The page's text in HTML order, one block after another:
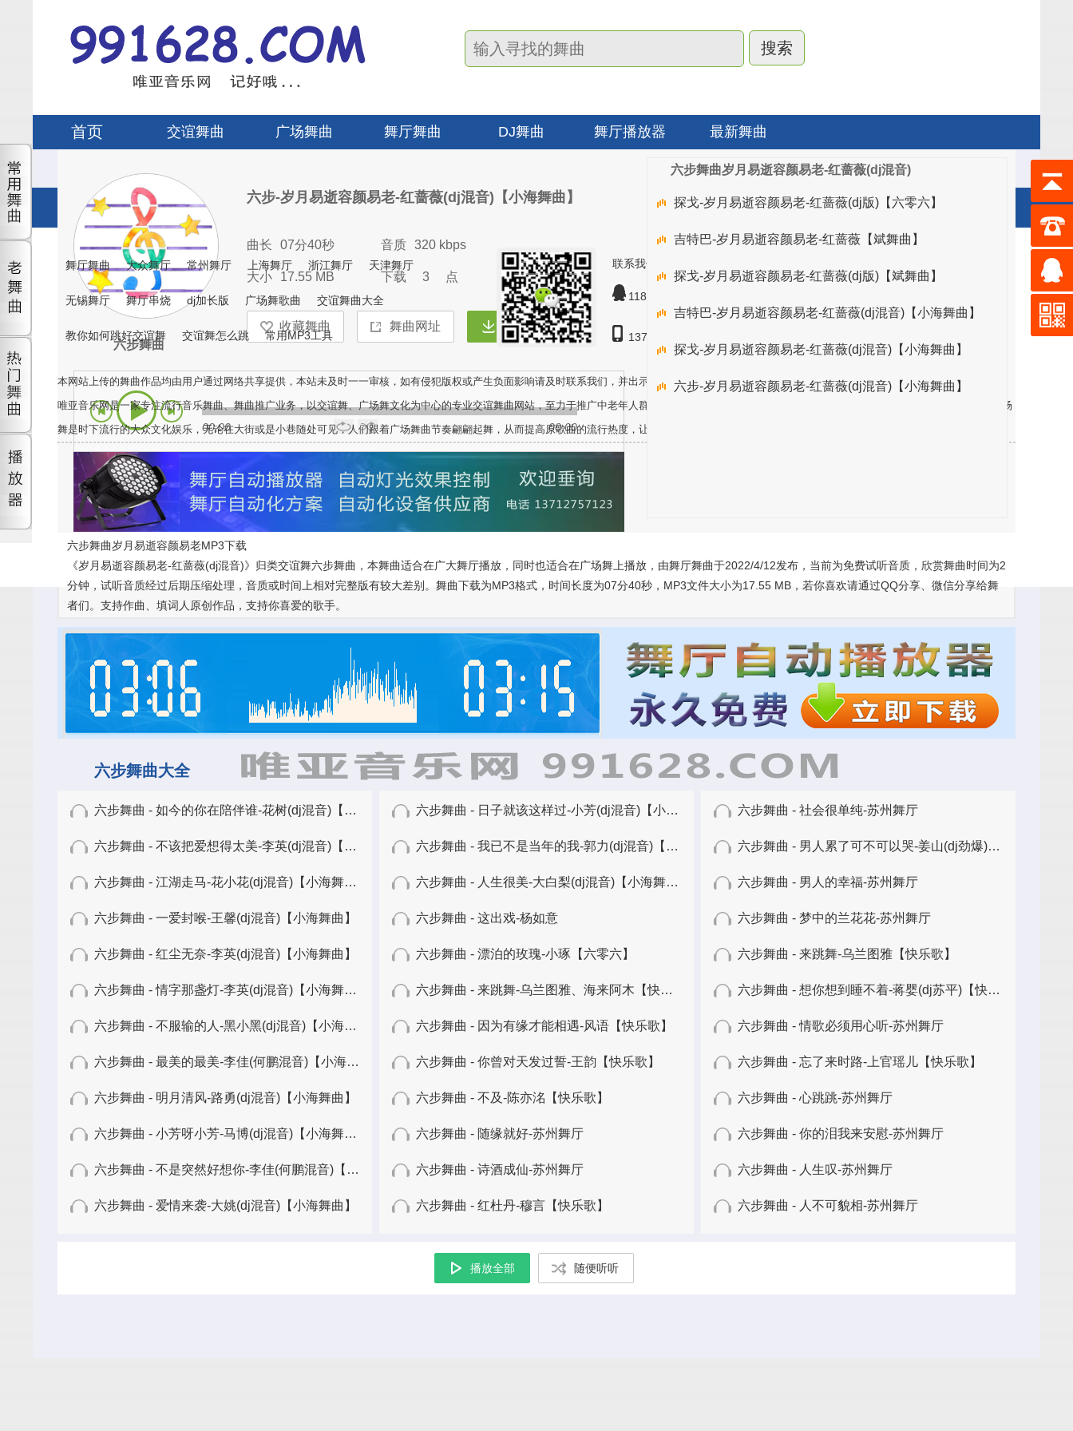
首页 交谊舞曲 广场舞曲 舞厅舞曲 DJ舞曲 舞厅播放器 最新舞曲
六步舞曲
六步-岁月易逝容颜易老-红蔷薇(dj混音)【小海舞曲】
曲长 07分40秒 音质 320 kbps
大小 17.55 MB 下载 3 点
00:00 00:00
六步舞曲岁月易逝容颜易老-红蔷薇(dj混音)
探戈-岁月易逝容颜易老-红蔷薇(dj版)【六零六】
吉特巴-岁月易逝容颜易老-红蔷薇【斌舞曲】
探戈-岁月易逝容颜易老-红蔷薇(dj版)【斌舞曲】
吉特巴-岁月易逝容颜易老-红蔷薇(dj混音)【小海舞曲】
探戈-岁月易逝容颜易老-红蔷薇(dj混音)【小海舞曲】
六步-岁月易逝容颜易老-红蔷薇(dj混音)【小海舞曲】
六步舞曲岁月易逝容颜易老MP3下载
《岁月易逝容颜易老-红蔷薇(dj混音)》归类交谊舞六步舞曲，本舞曲适合在广大舞厅播放，同时也适合在广场舞上播放，由舞厅舞曲于2022/4/12发布，当前为免费试听音质，欣赏舞曲时间为2
分钟，试听音质经过后期压缩处理，音质或时间上相对完整版有较大差别。舞曲下载为MP3格式，时间长度为07分40秒，MP3文件大小为17.55 MB，若你喜欢请通过QQ分享、微信分享给舞
者们。支持作曲、填词人原创作品，支持你喜爱的歌手。
六步舞曲大全
六步舞曲 - 如今的你在陪伴谁-花树(dj混音)【小海舞曲】
六步舞曲 - 不该把爱想得太美-李英(dj混音)【小海舞曲】
六步舞曲 - 江湖走马-花小花(dj混音)【小海舞曲】
六步舞曲 - 一爱封喉-王馨(dj混音)【小海舞曲】
六步舞曲 - 红尘无奈-李英(dj混音)【小海舞曲】
六步舞曲 - 情字那盏灯-李英(dj混音)【小海舞曲】
六步舞曲 - 不服输的人-黑小黑(dj混音)【小海舞曲】
六步舞曲 - 最美的最美-李佳(何鹏混音)【小海舞曲】
六步舞曲 - 明月清风-路勇(dj混音)【小海舞曲】
六步舞曲 - 小芳呀小芳-马博(dj混音)【小海舞曲】
六步舞曲 - 不是突然好想你-李佳(何鹏混音)【小海舞曲】
六步舞曲 - 爱情来袭-大姚(dj混音)【小海舞曲】
六步舞曲 - 日子就该这样过-小芳(dj混音)【小海舞曲】
六步舞曲 - 我已不是当年的我-郭力(dj混音)【小海舞曲】
六步舞曲 - 人生很美-大白梨(dj混音)【小海舞曲】
六步舞曲 - 这出戏-杨如意
六步舞曲 - 漂泊的玫瑰-小琢【六零六】
六步舞曲 - 来跳舞-乌兰图雅、海来阿木【快乐歌】
六步舞曲 - 因为有缘才能相遇-风语【快乐歌】
六步舞曲 - 你曾对天发过誓-王韵【快乐歌】
六步舞曲 - 不及-陈亦洺【快乐歌】
六步舞曲 - 随缘就好-苏州舞厅
六步舞曲 - 诗酒成仙-苏州舞厅
六步舞曲 - 红杜丹-穆言【快乐歌】
六步舞曲 - 社会很单纯-苏州舞厅
六步舞曲 - 男人累了可不可以哭-姜山(dj劲爆)【快乐歌】
六步舞曲 - 男人的幸福-苏州舞厅
六步舞曲 - 梦中的兰花花-苏州舞厅
六步舞曲 - 来跳舞-乌兰图雅【快乐歌】
六步舞曲 - 想你想到睡不着-蒋婴(dj苏平)【快乐歌】
六步舞曲 - 情歌必须用心听-苏州舞厅
六步舞曲 - 忘了来时路-上官瑶儿【快乐歌】
六步舞曲 - 心跳跳-苏州舞厅
六步舞曲 - 你的泪我来安慰-苏州舞厅
六步舞曲 - 人生叹-苏州舞厅
六步舞曲 - 人不可貌相-苏州舞厅
舞厅舞曲 大众舞厅 常州舞厅 上海舞厅 浙江舞厅 天津舞厅
无锡舞厅 舞厅串烧 dj加长版 广场舞歌曲 交谊舞曲大全
教你如何跳好交谊舞 交谊舞怎么跳 常用MP3工具
联系我们
1189628
137127-57123
本网站上传的舞曲作品均由用户通过网络共享提供，本站未及时一一审核，如有侵犯版权或产生负面影响请及时联系我们，并出示版权或相关文档，我们将积极配合删除，如有不便，请见谅！
唯亚音乐网是一家专注流行音乐舞曲、舞曲推广业务，以交谊舞、广场舞文化为中心的专业交谊舞曲网站，至力于推广中老年人群体健身舞蹈音乐、不同场合的表演舞蹈音乐、推广全民健身运动，交谊舞、广场
舞是时下流行的大众文化娱乐，无论在大街或是小巷随处可见，人们跟着广场舞曲节奏翩翩起舞，从而提高原歌曲的流行热度，让更多不同的人群传唱、喜爱，我们以舞会友，寻找志同道合的你一起共舞。